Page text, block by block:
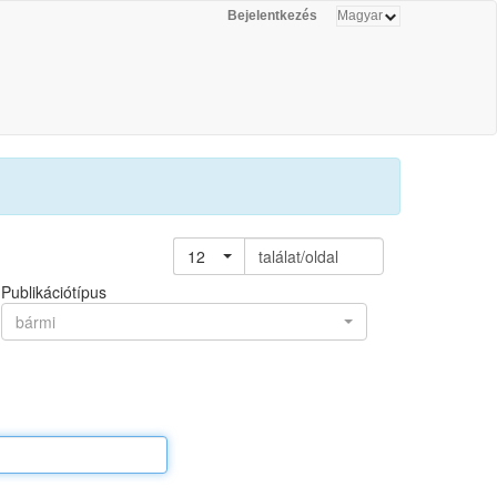
Bejelentkezés
12
találat/oldal
Publikációtípus
bármi